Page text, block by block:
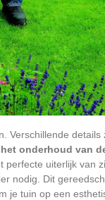
Verschillende details
het onderhoud van
perfecte uiterlijk van
nodig. Dit
je tuin op een